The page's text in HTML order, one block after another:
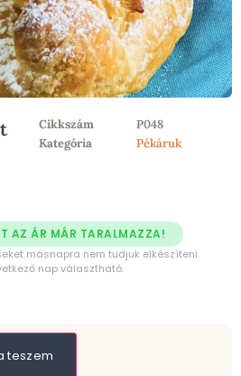
Cikkszám
P048
Kategória
Pékáruk
AZ ÁR MÁR TARALMAZZA!
másnapra nem tudjuk elkészíteni.
nap választható.
teszem